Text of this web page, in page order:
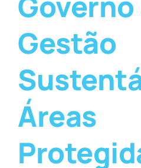
Gestão
Áreas